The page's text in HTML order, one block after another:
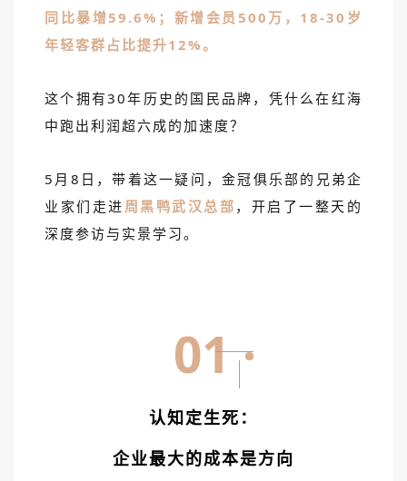
同比暴增59.6%；新增会员500万，18-30岁
年轻客群占比提升12%。
这个拥有30年历史的国民品牌，凭什么在红海
中跑出利润超六成的加速度？
5月8日，带着这一疑问，金冠俱乐部的兄弟企
业家们走进 周黑鸭武汉总部 ，开启了一整天的
深度参访与实景学习。
01
认知定生死：
企业最大的成本是方向